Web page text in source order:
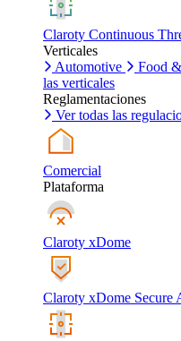
Claroty Continuous
Verticales
Automotive
Food
las verticales
Reglamentaciones
Ver todas las
Comercial
Plataforma
Claroty xDome
Claroty xDome Secure